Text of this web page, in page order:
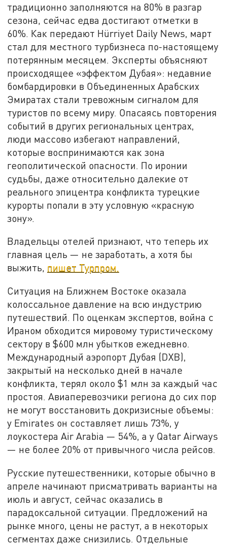
традиционно заполняются на 80% в разгар
сезона, сейчас едва достигают отметки в
60%. Как передают Hürriyet Daily News, март
стал для местного турбизнеса по-настоящему
потерянным месяцем. Эксперты объясняют
происходящее «эффектом Дубая»: недавние
бомбардировки в Объединенных Арабских
Эмиратах стали тревожным сигналом для
туристов по всему миру. Опасаясь повторения
событий в других региональных центрах,
люди массово избегают направлений,
которые воспринимаются как зона
геополитической опасности. По иронии
судьбы, даже относительно далекие от
реального эпицентра конфликта турецкие
курорты попали в эту условную «красную
зону».
Владельцы отелей признают, что теперь их
главная цель — не заработать, а хотя бы
выжить, пишет Турпром.
Ситуация на Ближнем Востоке оказала
колоссальное давление на всю индустрию
путешествий. По оценкам экспертов, война с
Ираном обходится мировому туристическому
сектору в $600 млн убытков ежедневно.
Международный аэропорт Дубая (DXB),
закрытый на несколько дней в начале
конфликта, терял около $1 млн за каждый час
простоя. Авиаперевозчики региона до сих пор
не могут восстановить докризисные объемы:
у Emirates он составляет лишь 73%, у
лоукостера Air Arabia — 54%, а у Qatar Airways
— не более 20% от привычного числа рейсов.
Русские путешественники, которые обычно в
апреле начинают присматривать варианты на
июль и август, сейчас оказались в
парадоксальной ситуации. Предложений на
рынке много, цены не растут, а в некоторых
сегментах даже снизились. Отдельные